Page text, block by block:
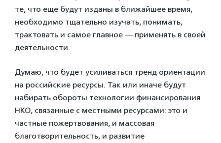
те, что еще будут изданы в ближайшее время,
необходимо тщательно изучать, понимать,
трактовать и самое главное — применять в своей
деятельности.
Думаю, что будет усиливаться тренд ориентации
на российские ресурсы. Так или иначе будут
набирать обороты технологии финансирования
НКО, связанные с местными ресурсами: это и
частные пожертвования, и массовая
благотворительность, и развитие